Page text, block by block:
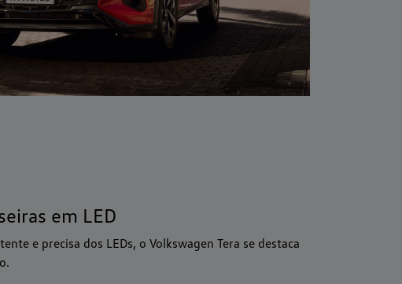
em LED
e precisa dos LEDs, o Volkswagen Tera se destaca